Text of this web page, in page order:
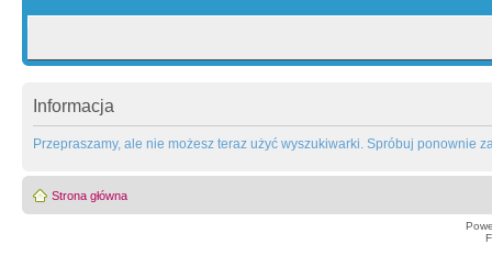
Informacja
Przepraszamy, ale nie możesz teraz użyć wyszukiwarki. Spróbuj ponownie
Strona główna